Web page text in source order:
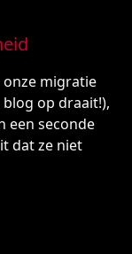
migratie
op draait!),
een seconde
dat ze niet